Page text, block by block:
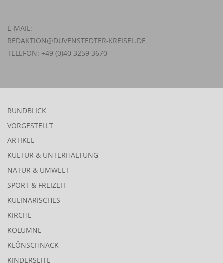
E-MAIL:
REDAKTION@DUVENSTEDTER-KREISEL.DE
TELEFON: +49 (0)40 3259 3670
RUNDBLICK
VORGESTELLT
ARTIKEL
KULTUR & UNTERHALTUNG
NATUR & UMWELT
SPORT & FREIZEIT
KULINARISCHES
KIRCHE
KOLUMNE
KLÖNSCHNACK
KINDERSEITE